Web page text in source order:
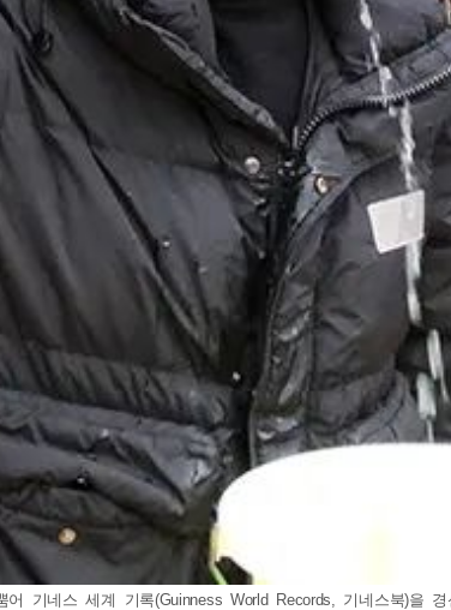
기네스 세계 기록(Guinness World Records, 기네스북)을